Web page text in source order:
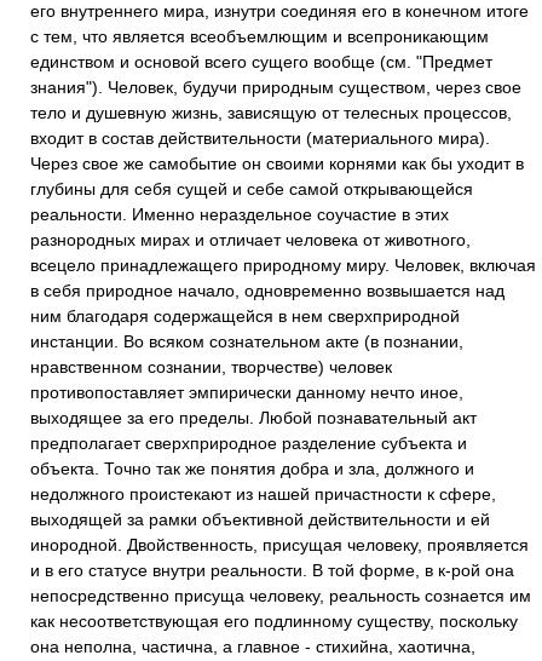
его внутреннего мира, изнутри соединяя его в конечном итоге
с тем, что является всеобъемлющим и всепроникающим
единством и основой всего сущего вообще (см. "Предмет
знания"). Человек, будучи природным существом, через свое
тело и душевную жизнь, зависящую от телесных процессов,
входит в состав действительности (материального мира).
Через свое же самобытие он своими корнями как бы уходит в
глубины для себя сущей и себе самой открывающейся
реальности. Именно нераздельное соучастие в этих
разнородных мирах и отличает человека от животного,
всецело принадлежащего природному миру. Человек, включая
в себя природное начало, одновременно возвышается над
ним благодаря содержащейся в нем сверхприродной
инстанции. Во всяком сознательном акте (в познании,
нравственном сознании, творчестве) человек
противопоставляет эмпирически данному нечто иное,
выходящее за его пределы. Любой познавательный акт
предполагает сверхприродное разделение субъекта и
объекта. Точно так же понятия добра и зла, должного и
недолжного проистекают из нашей причастности к сфере,
выходящей за рамки объективной действительности и ей
инородной. Двойственность, присущая человеку, проявляется
и в его статусе внутри реальности. В той форме, в к-рой она
непосредственно присуща человеку, реальность сознается им
как несоответствующая его подлинному существу, поскольку
она неполна, частична, а главное - стихийна, хаотична,